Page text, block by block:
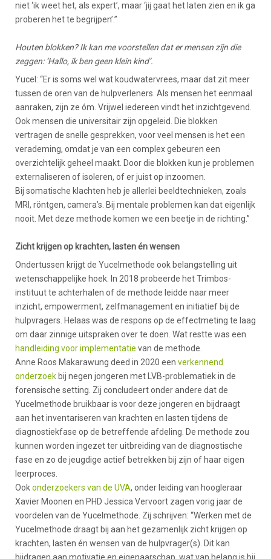
niet ‘ik weet het, als expert’, maar ‘jij gaat het laten zien en ik ga
proberen het te begrijpen’.”
Houten blokken? Ik kan me voorstellen dat er mensen zijn die
zeggen: ‘Hallo, ik ben geen klein kind’.
Yucel: “Er is soms wel wat koudwatervrees, maar dat zit meer
tussen de oren van de hulpverleners. Als mensen het eenmaal
aanraken, zijn ze óm. Vrijwel iedereen vindt het inzichtgevend.
Ook mensen die universitair zijn opgeleid. Die blokken
vertragen de snelle gesprekken, voor veel mensen is het een
verademing, omdat je van een complex gebeuren een
overzichtelijk geheel maakt. Door die blokken kun je problemen
externaliseren of isoleren, of er juist op inzoomen.
Bij somatische klachten heb je allerlei beeldtechnieken, zoals
MRI, röntgen, camera’s. Bij mentale problemen kan dat eigenlijk
nooit. Met deze methode komen we een beetje in de richting.”
Zicht krijgen op krachten, lasten én wensen
Ondertussen krijgt de Yucelmethode ook belangstelling uit
wetenschappelijke hoek. In 2018 probeerde het Trimbos-
instituut te achterhalen of de methode leidde naar meer
inzicht, empowerment, zelfmanagement en initiatief bij de
hulpvragers. Helaas was de respons op de effectmeting te laag
om daar zinnige uitspraken over te doen. Wat restte was een
handleiding voor implementatie van de methode.
Anne Roos Makarawung deed in 2020 een verkennend
onderzoek bij negen jongeren met LVB-problematiek in de
forensische setting. Zij concludeert onder andere dat de
Yucelmethode bruikbaar is voor deze jongeren en bijdraagt
aan het inventariseren van krachten en lasten tijdens de
diagnostiekfase op de betreffende afdeling. De methode zou
kunnen worden ingezet ter uitbreiding van de diagnostische
fase en zo de jeugdige actief betrekken bij zijn of haar eigen
leerproces.
Ookonderzoekers van de UVA, onder leiding van hoogleraar
Xavier Moonen en PHD Jessica Vervoort zagen vorig jaar de
voordelen van de Yucelmethode. Zij schrijven: “Werken met de
Yucelmethode draagt bij aan het gezamenlijk zicht krijgen op
krachten, lasten én wensen van de hulpvrager(s). Dit kan